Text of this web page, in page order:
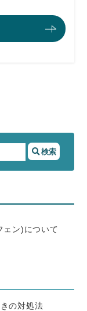
ェン)について
の対処法